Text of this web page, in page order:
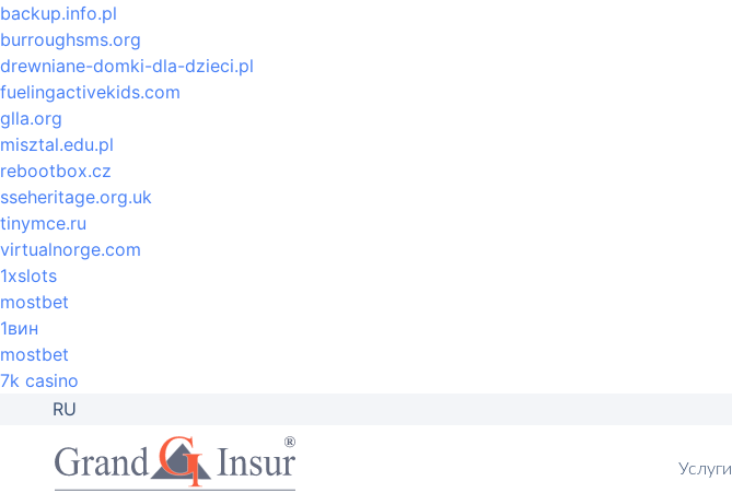
backup.info.pl
burroughsms.org
drewniane-domki-dla-dzieci.pl
fuelingactivekids.com
glla.org
misztal.edu.pl
rebootbox.cz
sseheritage.org.uk
tinymce.ru
virtualnorge.com
1xslots
mostbet
1вин
mostbet
7k casino
RU
Услуги